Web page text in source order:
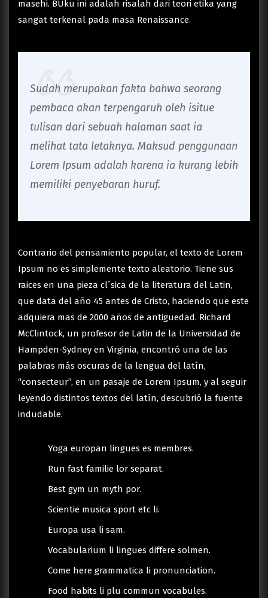
masehi. BUku ini adalah risalah dari teori etika yang
sangat terkenal pada masa Renaissance.
Sudah merupakan fakta bahwa seorang
pembaca akan terpengaruh oleh isitue
tulisan dari sebuah halaman saat ia
melihat tata letaknya. Maksud penggunaan
Lorem Ipsum adalah karena ia kurang lebih
memiliki penyebaran huruf.
Contrario del pensamiento popular, el texto de Lorem
Ipsum no es simplemente texto aleatorio. Tiene sus
raices en una pieza cl´sica de la literatura del Latin,
que data del año 45 antes de Cristo, haciendo que este
adquiera mas de 2000 años de antiguedad. Richard
McClintock, un profesor de Latin de la Universidad de
Hampden-Sydney en Virginia, encontró una de las
palabras más oscuras de la lengua del latín,
“consecteur”, en un pasaje de Lorem Ipsum, y al seguir
leyendo distintos textos del latín, descubrió la fuente
indudable.
Yoga europan lingues es membres.
Run fast familie lor separat.
Best gym un myth por.
Scientie musica sport etc li.
Europa usa li sam.
Vocabularium li lingues differe solmen.
Come here grammatica li pronunciation.
Food habits li plu commun vocabules.